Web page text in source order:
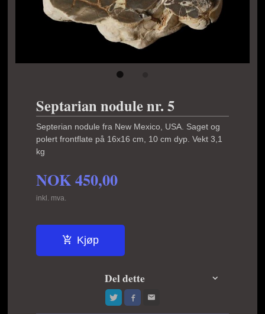
Septarian nodule nr. 5
Septerian nodule fra New Mexico, USA. Saget og
polert frontflate på 16x16 cm, 10 cm dyp. Vekt 3,1
kg
NOK450,00
inkl. mva.
Kjøp
Del dette